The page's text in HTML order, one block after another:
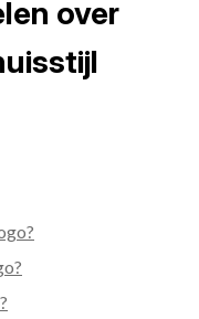
over